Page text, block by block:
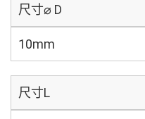
尺寸⌀ D
10mm
尺寸L